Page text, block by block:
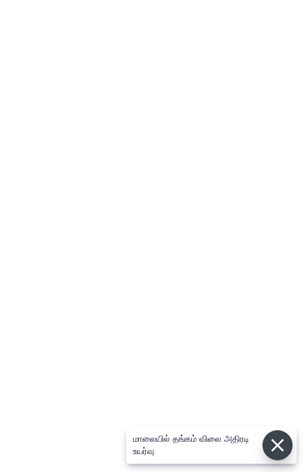
மாலையில் தங்கம் விலை அதிரடி
உயர்வு